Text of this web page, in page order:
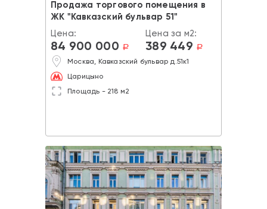
Продажа торгового помещения в
ЖК "Кавказский бульвар 51"
Цена:
84 900 000 a
Цена за м2:
389 449 a
Москва, Кавказский бульвар д.51к1
Царицыно
Площадь - 218 м2